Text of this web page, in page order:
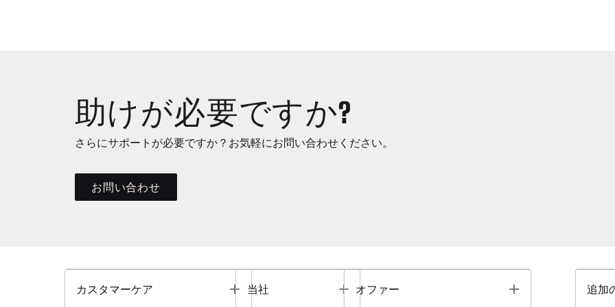
助けが必要ですか?
さらにサポートが必要ですか？お気軽にお問い合わせください。
お問い合わせ
カスタマーケア Toggle
当社 Toggle
オファー Toggle 追加